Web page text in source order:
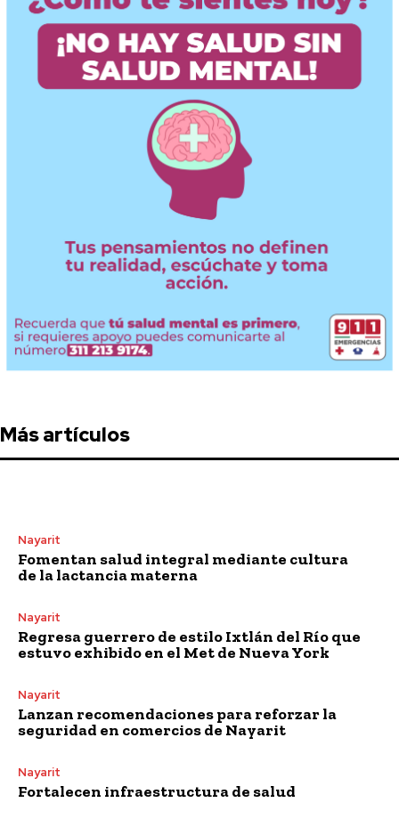
Más artículos
Nayarit
Fomentan salud integral mediante cultura
de la lactancia materna
Nayarit
Regresa guerrero de estilo Ixtlán del Río que
estuvo exhibido en el Met de Nueva York
Nayarit
Lanzan recomendaciones para reforzar la
seguridad en comercios de Nayarit
Nayarit
Fortalecen infraestructura de salud